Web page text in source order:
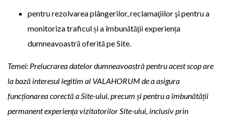
pentru rezolvarea plângerilor, reclamaţiilor şi pentru a
monitoriza traficul și a îmbunătăţii experiența
dumneavoastră oferită pe Site.
Temei: Prelucrarea datelor dumneavoastră pentru acest scop are
la bază interesul legitim al VALAHORUM de a asigura
funcționarea corectă a Site-ului, precum și pentru a îmbunătății
permanent experiența vizitatorilor Site-ului, inclusiv prin